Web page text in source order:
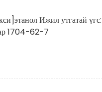
Ижил утгатай
1704-62-7